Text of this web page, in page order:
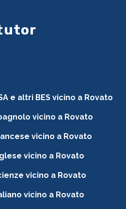
e altri BES vicino a Rovato
vicino a Rovato
vicino a Rovato
vicino a Rovato
vicino a Rovato
vicino a Rovato